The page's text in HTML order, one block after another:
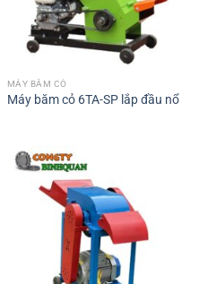
MÁY BĂM CỎ
Máy băm cỏ 6TA-SP lắp đầu nổ